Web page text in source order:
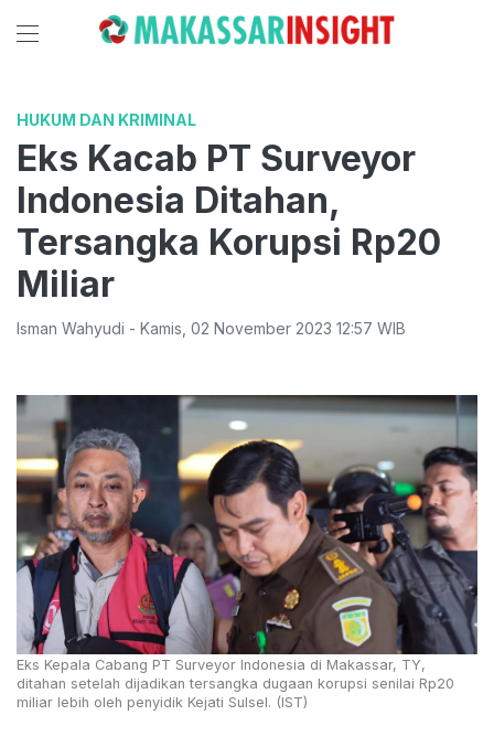
HUKUM DAN KRIMINAL
Eks Kacab PT Surveyor
Indonesia Ditahan,
Tersangka Korupsi Rp20
Miliar
Isman Wahyudi - Kamis 02 November 2023 12:57 WIB
Eks Kepala Cabang PT Surveyor Indonesia di Makassar, TY,
ditahan setelah dijadikan tersangka dugaan korupsi senilai Rp20
miliar lebih oleh penyidik Kejati Sulsel. (IST)